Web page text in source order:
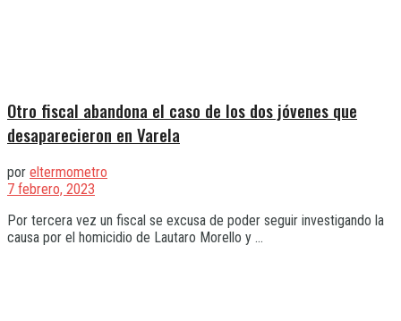
Otro fiscal abandona el caso de los dos jóvenes que
desaparecieron en Varela
por eltermometro
7 febrero, 2023
Por tercera vez un fiscal se excusa de poder seguir investigando la
causa por el homicidio de Lautaro Morello y ...